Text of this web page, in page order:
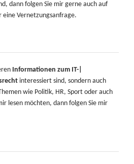
dann folgen Sie mir gerne auch auf
eine Vernetzungsanfrage.
Informationen zum IT-|
interessiert sind, sondern auch
wie Politik, HR, Sport oder auch
lesen möchten, dann folgen Sie mir